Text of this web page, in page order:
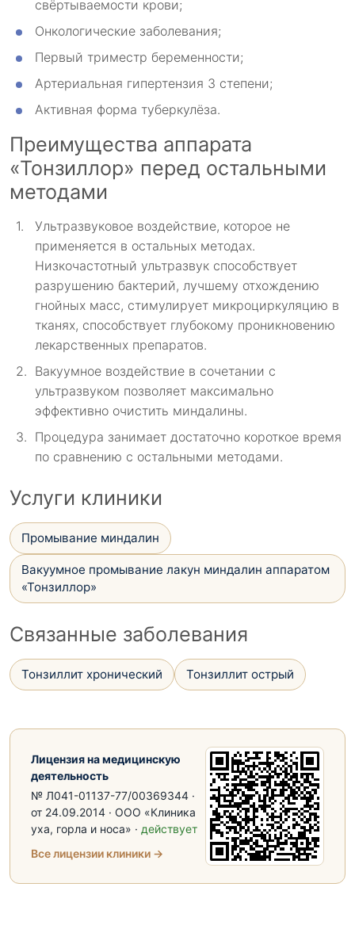
свёртываемости крови;
Онкологические заболевания;
Первый триместр беременности;
Артериальная гипертензия 3 степени;
Активная форма туберкулёза.
Преимущества аппарата
«Тонзиллор» перед остальными
методами
Ультразвуковое воздействие, которое не
применяется в остальных методах.
Низкочастотный ультразвук способствует
разрушению бактерий, лучшему отхождению
гнойных масс, стимулирует микроциркуляцию в
тканях, способствует глубокому проникновению
лекарственных препаратов.
Вакуумное воздействие в сочетании с
ультразвуком позволяет максимально
эффективно очистить миндалины.
Процедура занимает достаточно короткое время
по сравнению с остальными методами.
Услуги клиники
Промывание миндалин
Вакуумное промывание лакун миндалин аппаратом
«Тонзиллор»
Связанные заболевания
Тонзиллит хронический Тонзиллит острый
Лицензия на медицинскую
деятельность
№ Л041-01137-77/00369344 ·
от 24.09.2014 · ООО «Клиника
уха, горла и носа» · действует
Все лицензии клиники →